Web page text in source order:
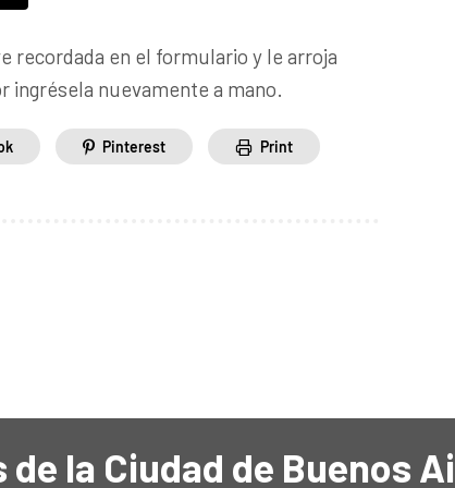
recordada en el formulario y le arroja
ingrésela nuevamente a mano.
Pinterest Print
la Ciudad de Buenos